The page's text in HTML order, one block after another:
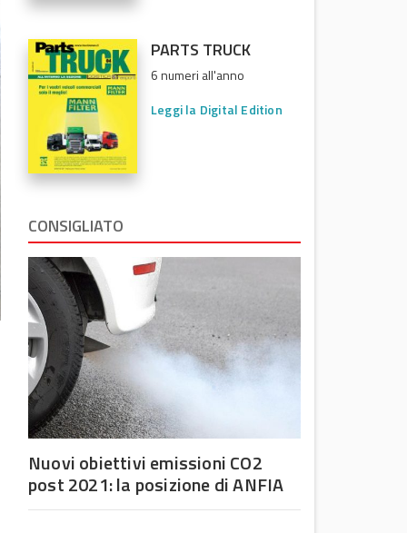
PARTS TRUCK
6 numeri all'anno
Leggi la Digital Edition
CONSIGLIATO
Nuovi obiettivi emissioni CO2
post 2021: la posizione di ANFIA